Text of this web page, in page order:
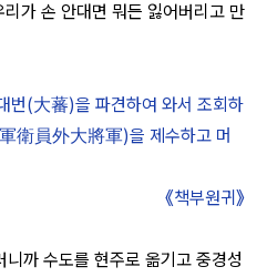
리가 손 안대면 뭐든 잃어버리고 만
번(大蕃)을 파견하여 와서 조회하
衛員外大將軍)을 제수하고 머
《책부원귀》
까 수도를 현주로 옮기고 중경성